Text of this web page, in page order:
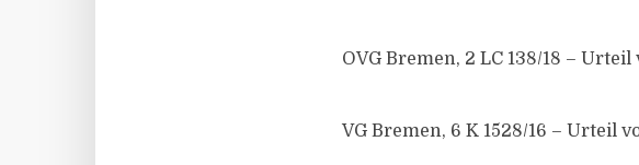
OVG Bremen, 2 LC 138/18 –
VG Bremen, 6 K 1528/16 – Urteil